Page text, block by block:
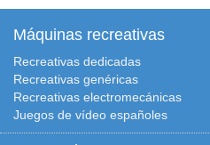
Máquinas recreativas
Recreativas dedicadas
Recreativas genéricas
Recreativas electromecánicas
Juegos de vídeo españoles